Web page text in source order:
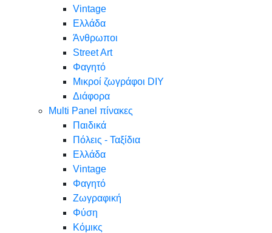
Vintage
Ελλάδα
Άνθρωποι
Street Art
Φαγητό
Μικροί ζωγράφοι DIY
Διάφορα
Multi Panel πίνακες
Παιδικά
Πόλεις - Ταξίδια
Ελλάδα
Vintage
Φαγητό
Ζωγραφική
Φύση
Κόμικς